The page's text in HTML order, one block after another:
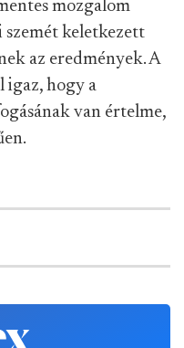
mozgalom
keletkezett
az eredmények. A
igaz, hogy a
van értelme,